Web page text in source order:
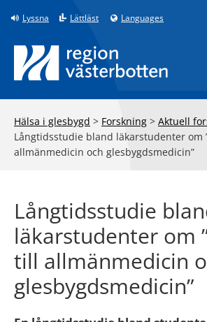
Till innehåll på sidan
Lyssna Lättläst Languages
Hälsa i glesbygd > Forskning > Aktuell
Långtidsstudie bland läkarstudenter om
allmänmedicin och glesbygdsmedicin”
Långtidsstudie
läkarstudenter om
till allmänmedicin
glesbygdsmedicin”